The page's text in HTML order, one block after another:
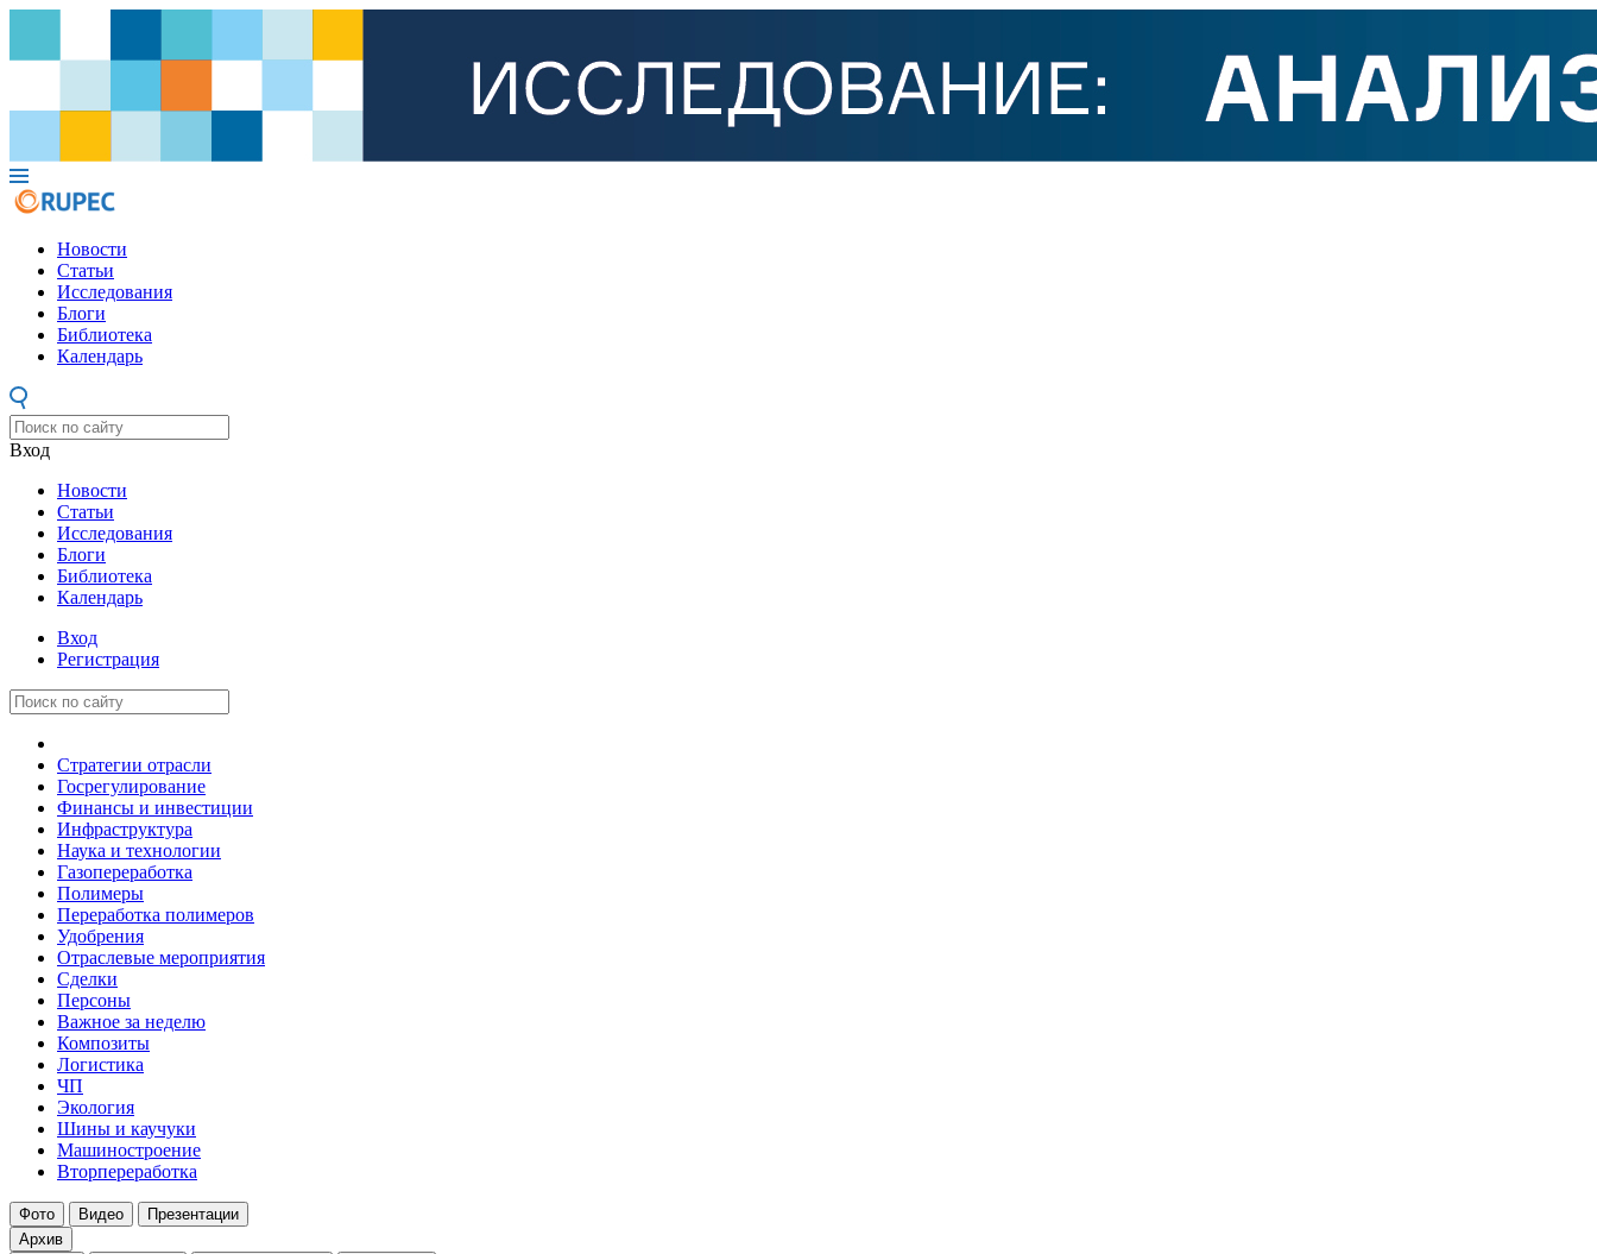
Новости
Статьи
Исследования
Блоги
Библиотека
Календарь
Вход
Новости
Статьи
Исследования
Блоги
Библиотека
Календарь
Вход
Регистрация
Стратегии отрасли
Госрегулирование
Финансы и инвестиции
Инфраструктура
Наука и технологии
Газопереработка
Полимеры
Переработка полимеров
Удобрения
Отраслевые мероприятия
Сделки
Персоны
Важное за неделю
Композиты
Логистика
ЧП
Экология
Шины и каучуки
Машиностроение
Вторпереработка
Фото Видео
Презентации
Архив